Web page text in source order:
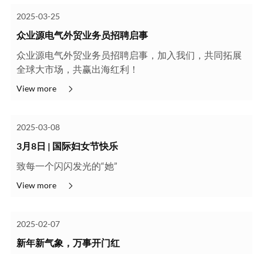
2025-03-25
众业源电气外贸业务员招聘启事
众业源电气外贸业务员招聘启事，加入我们，共同拓展
全球大市场，共赢出海红利！
View more
2025-03-08
3月8日 | 国际妇女节快乐
致每一个闪闪发光的“她”
View more
2025-02-07
新年新气象，万事开门红